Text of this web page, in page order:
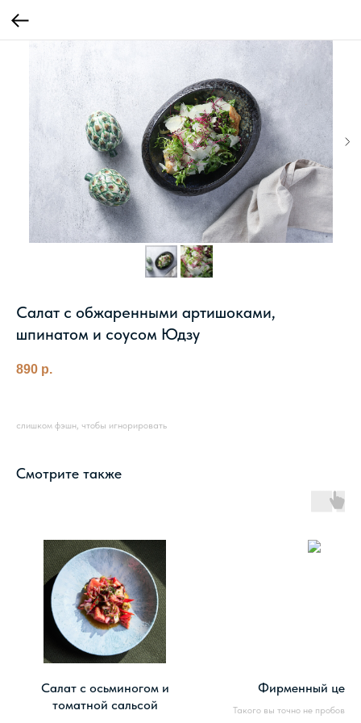
Салат с обжаренными артишоками,
шпинатом и соусом Юдзу
890 р.
слишком фэшн, чтобы игнорировать
Смотрите также
Салат с осьминогом и
томатной сальсой
Фирменный
Такого вы точно не